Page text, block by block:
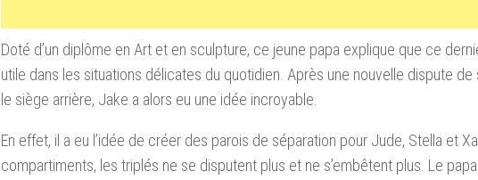
Doté d’un diplôme en Art et en sculpture, ce jeune papa explique que ce
utile dans les situations délicates du quotidien. Après une nouvelle dispute
le siège arrière, Jake a alors eu une idée incroyable.
En effet, il a eu l’idée de créer des parois de séparation pour Jude, Stella et
compartiments, les triplés ne se disputent plus et ne s’embêtent plus. Le